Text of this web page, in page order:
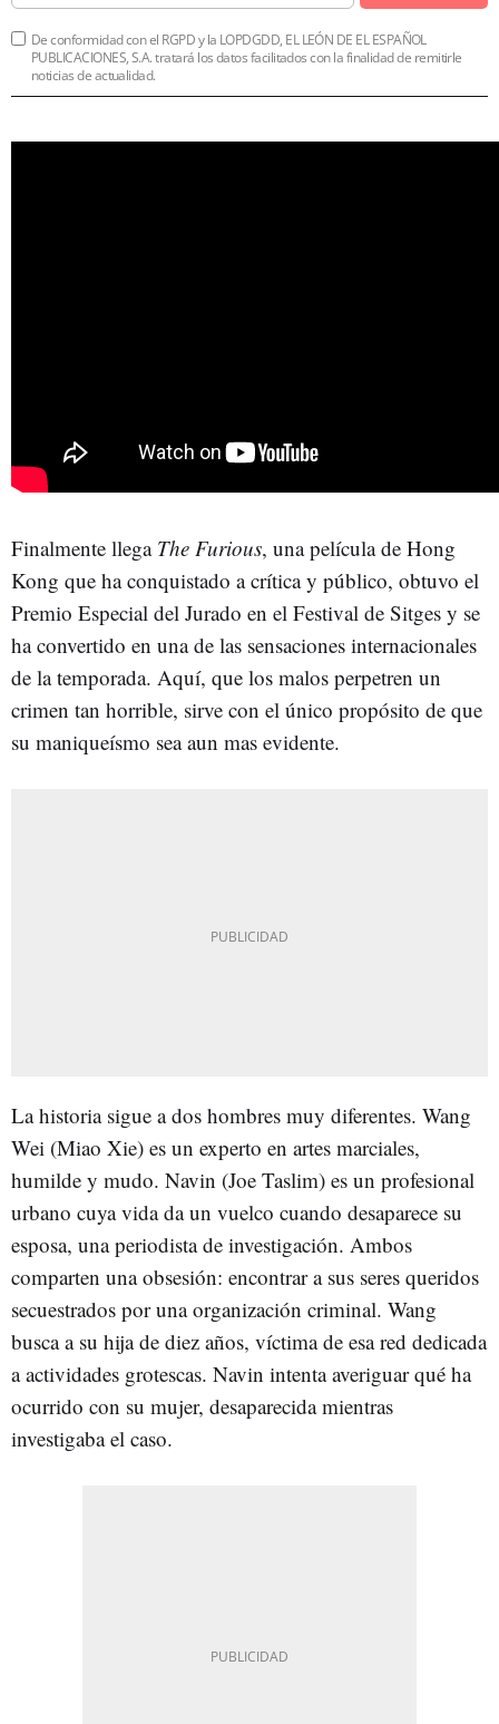
De conformidad con el RGPD y la LOPDGDD, EL LEÓN DE EL ESPAÑOL
PUBLICACIONES, S.A. tratará los datos facilitados con la finalidad de remitirle
noticias de actualidad.
Finalmente llega The Furious, una película de Hong
Kong que ha conquistado a crítica y público, obtuvo el
Premio Especial del Jurado en el Festival de Sitges y se
ha convertido en una de las sensaciones internacionales
de la temporada. Aquí, que los malos perpetren un
crimen tan horrible, sirve con el único propósito de que
su maniqueísmo sea aun mas evidente.
La historia sigue a dos hombres muy diferentes. Wang
Wei (Miao Xie) es un experto en artes marciales,
humilde y mudo. Navin (Joe Taslim) es un profesional
urbano cuya vida da un vuelco cuando desaparece su
esposa, una periodista de investigación. Ambos
comparten una obsesión: encontrar a sus seres queridos
secuestrados por una organización criminal. Wang
busca a su hija de diez años, víctima de esa red dedicada
a actividades grotescas. Navin intenta averiguar qué ha
ocurrido con su mujer, desaparecida mientras
investigaba el caso.